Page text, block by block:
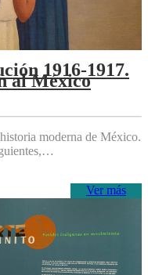
1916-1917.
al México
moderna de México.
Ver más